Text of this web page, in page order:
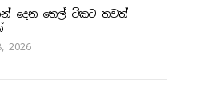
දෙන තෙල් ටිකට තවත්
2026